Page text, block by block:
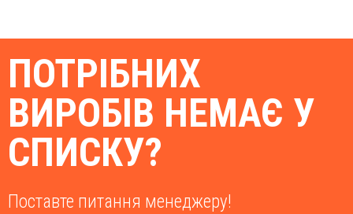
ПОТРІБНИХ
ВИРОБІВ НЕМАЄ У
СПИСКУ?
Поставте питання менеджеру!